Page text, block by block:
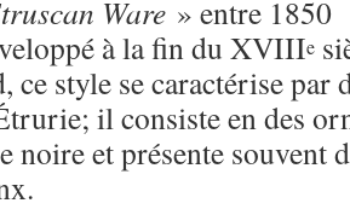
Ware » entre 1850
à la fin du XVIIIe
ce style se caractérise par
il consiste en des
noire et présente souvent